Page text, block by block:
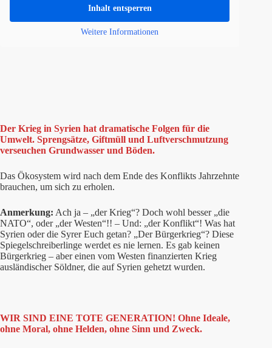
Inhalt entsperren
Weitere Informationen
Der Krieg in Syrien hat dramatische Folgen für die
Umwelt. Sprengsätze, Giftmüll und Luftverschmutzung
verseuchen Grundwasser und Böden.
Das Ökosystem wird nach dem Ende des Konflikts Jahrzehnte
brauchen, um sich zu erholen.
Anmerkung: Ach ja – „der Krieg“? Doch wohl besser „die
NATO“, oder „der Westen“!! – Und: „der Konflikt“! Was hat
Syrien oder die Syrer Euch getan? „Der Bürgerkrieg“? Diese
Spiegelschreiberlinge werdet es nie lernen. Es gab keinen
Bürgerkrieg – aber einen vom Westen finanzierten Krieg
ausländischer Söldner, die auf Syrien gehetzt wurden.
WIR SIND EINE TOTE GENERATION! Ohne Ideale,
ohne Moral, ohne Helden, ohne Sinn und Zweck.